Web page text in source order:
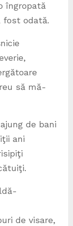
îngropată
fost odată.
să mă-
de bani
ani
de visare,